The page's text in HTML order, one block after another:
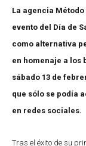
La agencia
evento del Día de
como alternativa
en homenaje a los
sábado 13 de
que sólo se podía
en redes sociales.
Tras el éxito de su